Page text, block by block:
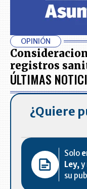
OPINIÓN
registros
ÚLTIMAS
¿Quiere
Solo
Ley,y
su